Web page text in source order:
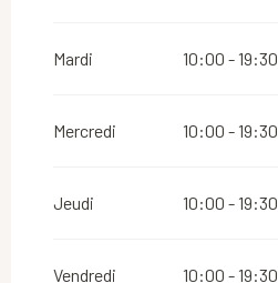
Mardi 10:00 - 19:30
Mercredi 10:00 - 19:30
Jeudi 10:00 - 19:30
Vendredi 10:00 - 19:30